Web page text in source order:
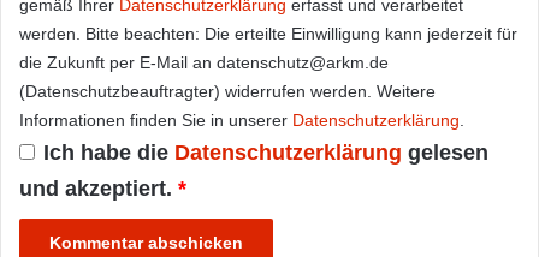
gemäß Ihrer Datenschutzerklärung erfasst und verarbeitet
werden. Bitte beachten: Die erteilte Einwilligung kann jederzeit für
die Zukunft per E-Mail an datenschutz@arkm.de
(Datenschutzbeauftragter) widerrufen werden. Weitere
Informationen finden Sie in unserer Datenschutzerklärung
Ich habe die Datenschutzerklärung gelesen
und akzeptiert. *